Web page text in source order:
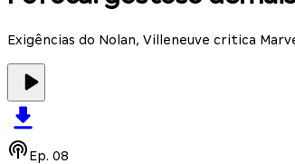
Exigências do Nolan, Villeneuve critica
Ep. 08